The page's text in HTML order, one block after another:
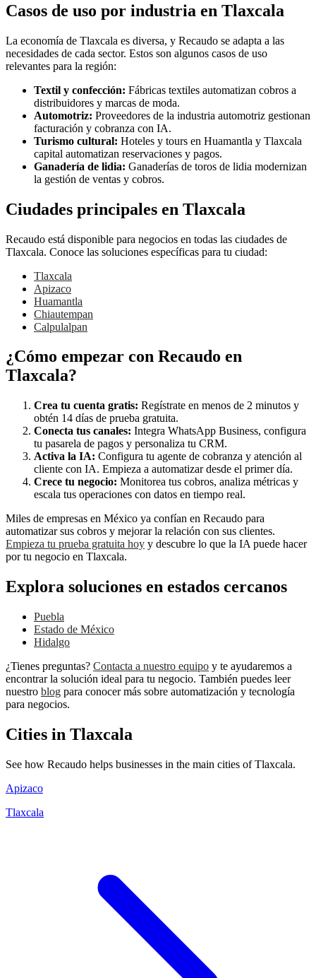
Casos de uso por industria en Tlaxcala
La economía de Tlaxcala es diversa, y Recaudo se adapta a las
necesidades de cada sector. Estos son algunos casos de uso
relevantes para la región:
Textil y confección: Fábricas textiles automatizan cobros a
distribuidores y marcas de moda.
Automotriz: Proveedores de la industria automotriz gestionan
facturación y cobranza con IA.
Turismo cultural: Hoteles y tours en Huamantla y Tlaxcala
capital automatizan reservaciones y pagos.
Ganadería de lidia: Ganaderías de toros de lidia modernizan
la gestión de ventas y cobros.
Ciudades principales en Tlaxcala
Recaudo está disponible para negocios en todas las ciudades de
Tlaxcala. Conoce las soluciones específicas para tu ciudad:
Tlaxcala
Apizaco
Huamantla
Chiautempan
Calpulalpan
¿Cómo empezar con Recaudo en
Tlaxcala?
Crea tu cuenta gratis: Regístrate en menos de 2 minutos y
obtén 14 días de prueba gratuita.
Conecta tus canales: Integra WhatsApp Business, configura
tu pasarela de pagos y personaliza tu CRM.
Activa la IA: Configura tu agente de cobranza y atención al
cliente con IA. Empieza a automatizar desde el primer día.
Crece tu negocio: Monitorea tus cobros, analiza métricas y
escala tus operaciones con datos en tiempo real.
Miles de empresas en México ya confían en Recaudo para
automatizar sus cobros y mejorar la relación con sus clientes.
Empieza tu prueba gratuita hoy y descubre lo que la IA puede hacer
por tu negocio en Tlaxcala.
Explora soluciones en estados cercanos
Puebla
Estado de México
Hidalgo
¿Tienes preguntas? Contacta a nuestro equipo y te ayudaremos a
encontrar la solución ideal para tu negocio. También puedes leer
nuestro blog para conocer más sobre automatización y tecnología
para negocios.
Cities in Tlaxcala
See how Recaudo helps businesses in the main cities of Tlaxcala.
Apizaco
Tlaxcala